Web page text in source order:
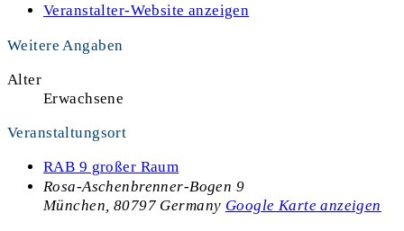
Veranstalter-Website anzeigen
Weitere Angaben
Alter
Erwachsene
Veranstaltungsort
RAB 9 großer Raum
Rosa-Aschenbrenner-Bogen 9
München, 80797 Germany Google Karte anzeigen